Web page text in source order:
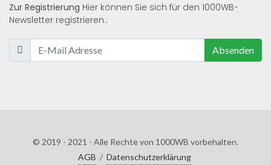
Zur Registrierung Hier können Sie sich für den 1000WB-
Newsletter registrieren.:
Absenden
© 2019 - 2021 - Alle Rechte von 1000WB vorbehalten.
AGB / Datenschutzerklärung